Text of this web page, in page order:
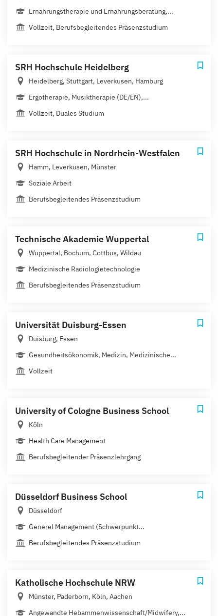
Ernährungstherapie und Ernährungsberatung,...
Vollzeit, Berufsbegleitendes Präsenzstudium
SRH Hochschule Heidelberg
Heidelberg, Stuttgart, Leverkusen, Hamburg
Ergotherapie, Musiktherapie (DE/EN),...
Vollzeit, Duales Studium
SRH Hochschule in Nordrhein-Westfalen
Hamm, Leverkusen, Münster
Soziale Arbeit
Berufsbegleitendes Präsenzstudium
Technische Akademie Wuppertal
Wuppertal, Bochum, Cottbus, Wildau
Medizinische Radiologietechnologie
Berufsbegleitendes Präsenzstudium
Universität Duisburg-Essen
Duisburg, Essen
Gesundheitsökonomik, Medizin, Medizinische...
Vollzeit
University of Cologne Business School
Köln
Health Care Management
Berufsbegleitender Präsenzlehrgang
Düsseldorf Business School
Düsseldorf
Generel Management (Schwerpunkt...
Berufsbegleitendes Präsenzstudium
Katholische Hochschule NRW
Münster, Paderborn, Köln, Aachen
Angewandte Hebammenwissenschaft/Midwifery,...